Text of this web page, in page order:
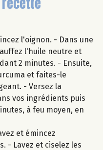
l'oignon. - Dans une
l'huile neutre et
2 minutes. - Ensuite,
et faites-le
- Versez la
vos ingrédients puis
à feu moyen, en
et émincez
- Lavez et ciselez les